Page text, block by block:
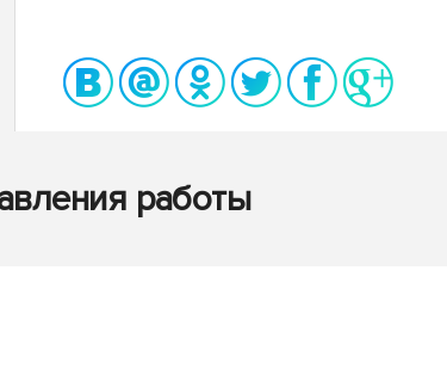
работы